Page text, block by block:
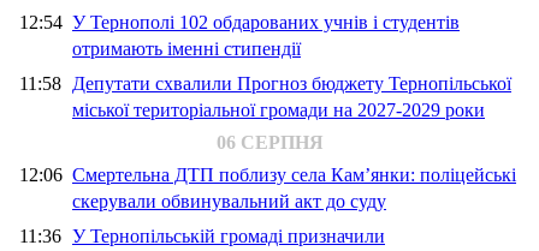
12:54 У Тернополі 102 обдарованих учнів і студентів
отримають іменні стипендії
11:58 Депутати схвалили Прогноз бюджету Тернопільської
міської територіальної громади на 2027-2029 роки
06 СЕРПНЯ
12:06 Смертельна ДТП поблизу села Кам’янки: поліцейські
скерували обвинувальний акт до суду
11:36 У Тернопільській громаді призначили